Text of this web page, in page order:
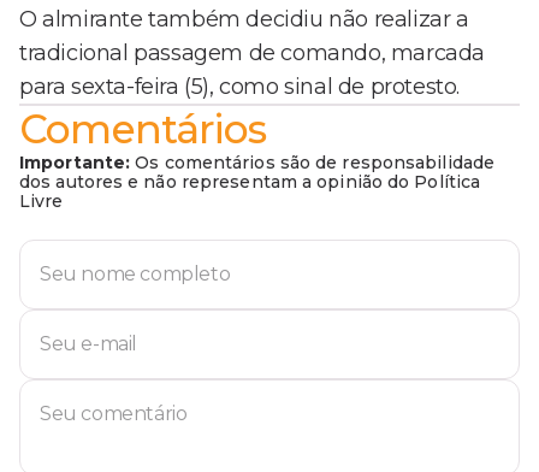
O almirante também decidiu não realizar a
tradicional passagem de comando, marcada
para sexta-feira (5), como sinal de protesto.
Comentários
Importante: Os comentários são de responsabilidade
dos autores e não representam a opinião do Política
Livre